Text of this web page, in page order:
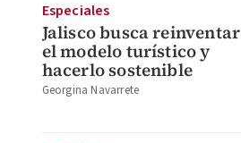
Jalisco busca reinventar
el modelo turístico y
hacerlo sostenible
Especiales
Georgina Navarrete